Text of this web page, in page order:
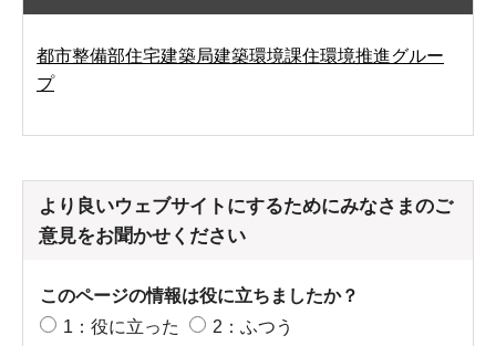
都市整備部住宅建築局建築環境課住環境推進グルー
プ
より良いウェブサイトにするためにみなさまのご
意見をお聞かせください
このページの情報は役に立ちましたか？
1：役に立った
2：ふつう